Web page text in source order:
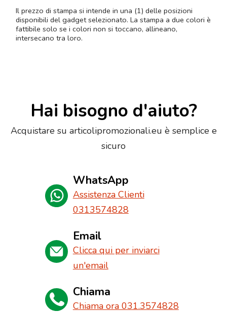
Il prezzo di stampa si intende in una (1) delle posizioni
disponibili del gadget selezionato. La stampa a due colori è
fattibile solo se i colori non si toccano, allineano,
intersecano tra loro.
Hai bisogno d'aiuto?
Acquistare su articolipromozionali.eu è semplice e
sicuro
WhatsApp
Assistenza Clienti
0313574828
Email
Clicca qui per inviarci
un'email
Chiama
Chiama ora 031.3574828